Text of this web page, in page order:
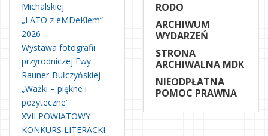
Michalskiej
„LATO z eMDeKiem”
2026
Wystawa fotografii
przyrodniczej Ewy
Rauner-Bułczyńskiej
„Ważki – piękne i
pożyteczne”
XVII POWIATOWY
KONKURS LITERACKI
RODO
ARCHIWUM
WYDARZEŃ
STRONA
ARCHIWALNA MDK
NIEODPŁATNA
POMOC PRAWNA